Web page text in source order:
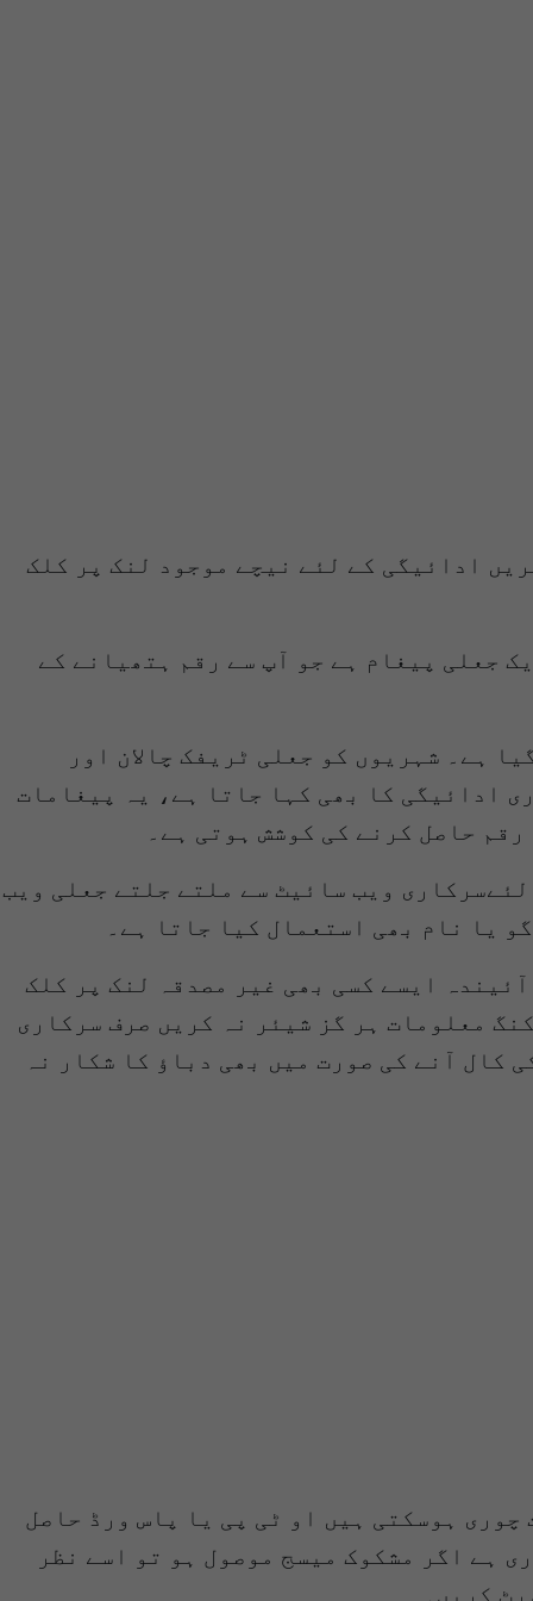
ادائیگی کے لئے نیچے موجود لنک پر کلک
جعلی پیغام ہے جو آپ سے رقم ہتھیانے کے
ہے۔ شہریوں کو جعلی ٹریفک چالان اور
ادائیگی کا بھی کہا جاتا ہے، یہ پیغامات
حاصل کرنے کی کوشش ہوتی ہے۔
ویب سائیٹ سے ملتے جلتے جعلی ویب
یا نام بھی استعمال کیا جاتا ہے۔
ایسے کسی بھی غیر مصدقہ لنک پر کلک
معلومات ہر گز شیئر نہ کریں صرف سرکاری
کال آنے کی صورت میں بھی دباؤ کا شکار نہ
ہوسکتی ہیں او ٹی پی یا پاس ورڈ حاصل
ہے اگر مشکوک میسج موصول ہو تو اسے نظر
کریں۔